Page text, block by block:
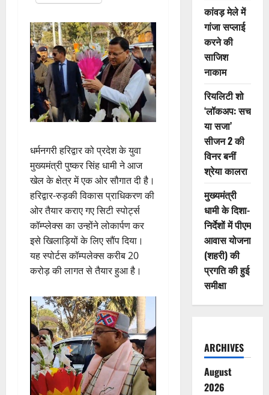
धर्मनगरी हरिद्वार को प्रदेश के युवा
मुख्यमंत्री पुष्कर सिंह धामी ने आज
खेल के क्षेत्र में एक ओर सौगात दी है।
हरिद्वार-रुड़की विकास प्राधिकरण की
ओर तैयार कराए गए सिटी स्पोर्ट्स
कॉम्प्लेक्स का उन्होंने लोकार्पण कर
इसे खिलाड़ियों के लिए सौंप दिया।
यह स्पोर्टस कॉम्पलेक्स करीब 20
करोड़ की लागत से तैयार हुआ है।
कांवड़ मेले में
गांजा सप्लाई
करने की
साजिश
नाकाम
रियलिटी शो
‘लॉकअप: सच
या सजा’
सीजन 2 की
विनर बनीं
श्रेया कालरा
मुख्यमंत्री
धामी के दिशा-
निर्देशों में पीएम
आवास योजना
(शहरी) की
प्रगति की हुई
समीक्षा
ARCHIVES
August
2026